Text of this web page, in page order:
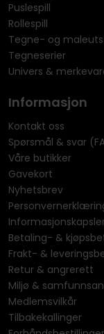
Puslespill
Rollespill
Tegne- og
Tegneserier
Univers &
Informasjon
Kontakt oss
Spørsmål & svar
Våre butikker
Gavekort
Nyhetsbrev
Betaling- &
Frakt- &
Retur & angrerett
Miljø &
Medlemsvilkår
Tilbakekallinger